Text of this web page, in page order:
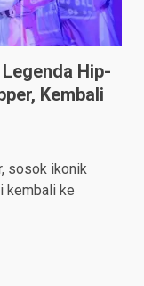
Hip-
Kembali
sosok ikonik
kembali ke